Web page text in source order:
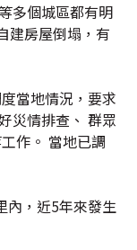
多個城區都有明
建房屋倒塌，有
當地情況，要求
災情排查、 群眾
作。 當地已調
內，近5年來發生